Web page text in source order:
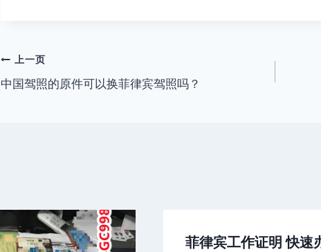
文
章
上一页
中国驾照的原件可以换菲律宾驾照吗？
菲律宾工作证明 快速